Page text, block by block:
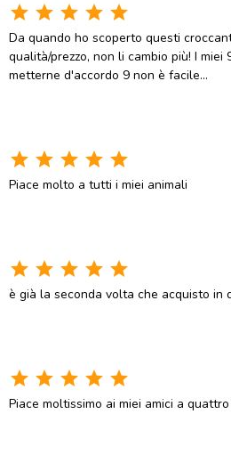
star star star star star
Da quando ho scoperto questi
qualità/prezzo, non li cambio più! I miei
metterne d'accordo 9 non è facile...
star star star star star
Piace molto a tutti i miei animali
star star star star star
è già la seconda volta che acquisto in
star star star star star
Piace moltissimo ai miei amici a quattro